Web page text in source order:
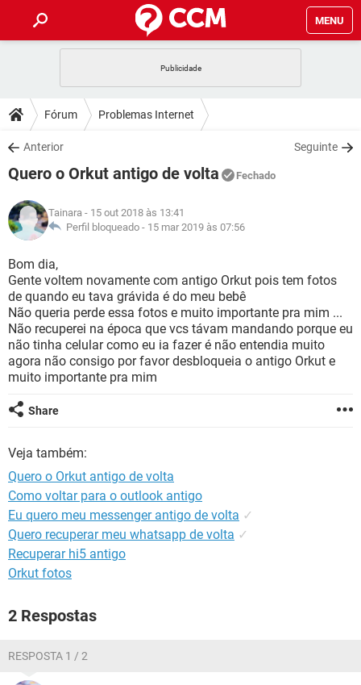
MENU
CELULAR FACEBOOK
OUTLOOK
INSTAGRAM GMAIL
GUIA DE COMPRAS
DICAS
JOGOS WHATSAPP
INSTAGRAM
GUIA DE COMPRAS
DOWNLOADS
JOGOS WHATSAPP
CELULAR
OUTLOOK EXCEL
INSTAGRAM
GUIA DE COMPRAS
FÓRUM
JOGOS
CELULAR
OUTLOOK
INSTAGRAM GMAIL
GUIA DE COMPRAS
GLOSSÁRIO
JOGOS
CELULAR FACEBOOK
OUTLOOK EXCEL
INSTAGRAM GMAIL
GUIA DE COMPRAS
Fórum Problemas Internet
Anterior Seguinte
Quero o Orkut antigo de volta Fechado
Tainara - 15 out 2018 às 13:41
Perfil bloqueado - 15 mar 2019 às 07:56
Bom dia,
Gente voltem novamente com antigo Orkut pois tem fotos
de quando eu tava grávida é do meu bebê
Não queria perde essa fotos e muito importante pra mim ...
Não recuperei na época que vcs távam mandando porque eu
não tinha celular como eu ia fazer é não entendia muito
agora não consigo por favor desbloqueia o antigo Orkut e
muito importante pra mim
Share
Veja também:
Quero o Orkut antigo de volta
Como voltar para o outlook antigo
Eu quero meu messenger antigo de volta ✓
Quero recuperar meu whatsapp de volta ✓
Recuperar hi5 antigo
Orkut fotos
2 Respostas
RESPOSTA 1 / 2